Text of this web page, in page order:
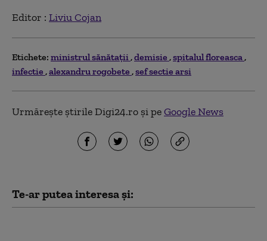
Editor : Liviu Cojan
Etichete: ministrul sănătaţii demisie spitalul floreasca
infectie alexandru rogobete sef sectie arsi
Urmărește știrile Digi24.ro și peGoogle News
Te-ar putea interesa și: